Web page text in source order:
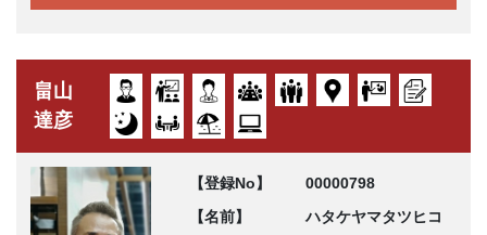
畠山
達彦
【登録No】
00000798
【名前】
ハタケヤマタツヒコ